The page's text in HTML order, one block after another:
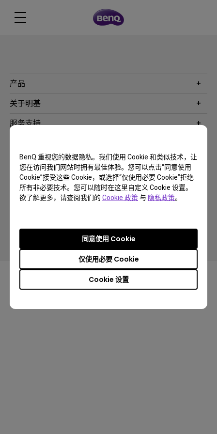
BenQ 重视您的数据隐私。我们使用 Cookie 和类似技术，让
您在访问我们网站时拥有最佳体验。您可以点击“同意使用
Cookie”接受这些 Cookie，或选择“仅使用必要 Cookie”拒绝
所有非必要技术。您可以随时在这里自定义 Cookie 设置。
欲了解更多，请查阅我们的 Cookie 政策与 隐私政策。
Cookie 设置
仅使用必要 Cookie
同意使用 Cookie
产品
投影机
WiT智能灯
关于明基
公司简介
加入我们
服务支持
档案下载与常见问题
联系客服
Copyright © 2024 BenQ. All rights reserved.
使用条款 隐私政策 联系客服 进出口遵循
沪ICP备17047194号-5 沪公网安备31010502006993号